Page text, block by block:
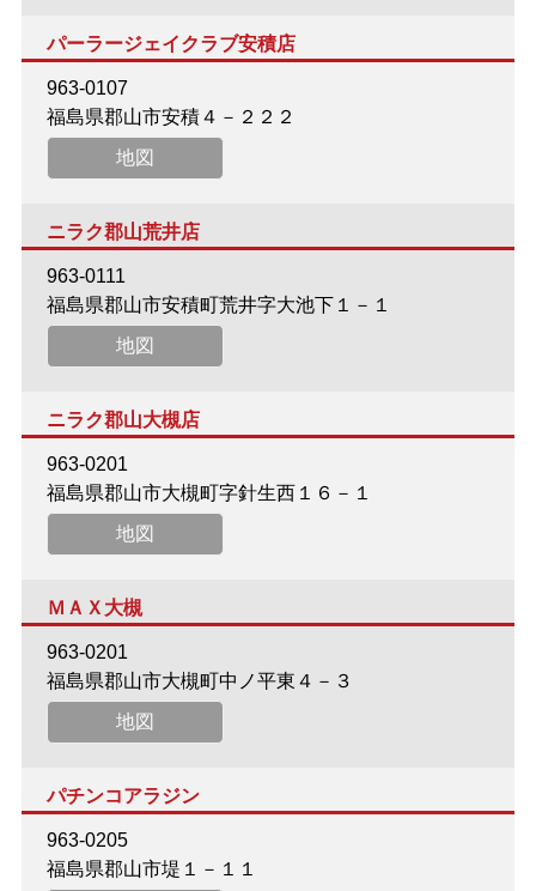
パーラージェイクラブ安積店
963-0107
福島県郡山市安積４－２２２
地図
ニラク郡山荒井店
963-0111
福島県郡山市安積町荒井字大池下１－１
地図
ニラク郡山大槻店
963-0201
福島県郡山市大槻町字針生西１６－１
地図
ＭＡＸ大槻
963-0201
福島県郡山市大槻町中ノ平東４－３
地図
パチンコアラジン
963-0205
福島県郡山市堤１－１１